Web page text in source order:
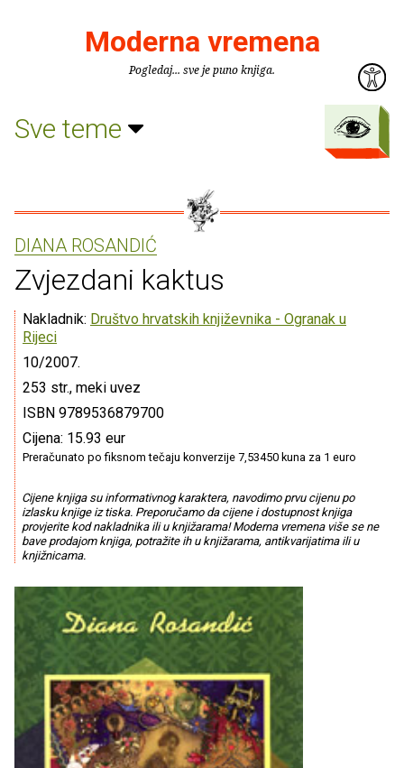
Moderna vremena
Pogledaj... sve je puno knjiga.
Sve teme
DIANA ROSANDIĆ
Zvjezdani kaktus
Nakladnik: Društvo hrvatskih književnika - Ogranak u
Rijeci
10/2007.
253 str., meki uvez
ISBN 9789536879700
Cijena: 15.93 eur
Preračunato po fiksnom tečaju konverzije 7,53450 kuna za 1 euro
Cijene knjiga su informativnog karaktera, navodimo prvu cijenu po
izlasku knjige iz tiska. Preporučamo da cijene i dostupnost knjiga
provjerite kod nakladnika ili u knjižarama! Moderna vremena više se ne
bave prodajom knjiga, potražite ih u knjižarama, antikvarijatima ili u
knjižnicama.